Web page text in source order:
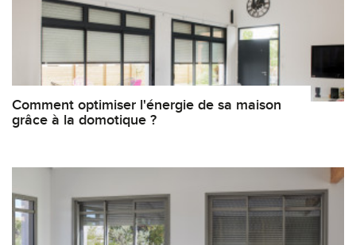
Comment optimiser l'énergie de sa maison
grâce à la domotique ?